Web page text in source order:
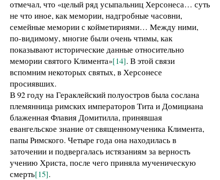
отмечал, что «целый ряд усыпальниц Херсонеса… суть
не что иное, как мемории, надгробные часовни,
семейные мемории с койметириями… Между ними,
по-видимому, многие были очень чтимы, как
показывают исторические данные относительно
мемории святого Климента»[14]. В этой связи
вспомним некоторых святых, в Херсонесе
просиявших.
В 92 году на Гераклейский полуостров была сослана
племянница римских императоров Тита и Домициана
блаженная Флавия Домитилла, принявшая
евангельское знание от священномученика Климента,
папы Римского. Четыре года она находилась в
заточении и подвергалась истязаниям за верность
учению Христа, после чего приняла мученическую
смерть[15].